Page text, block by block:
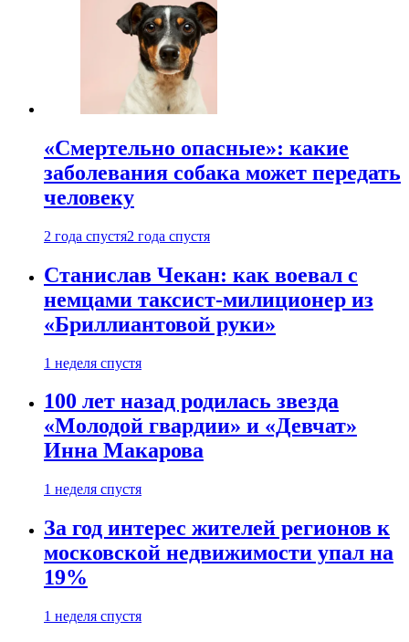
«Смертельно опасные»: какие
заболевания собака может передать
человеку
2 года спустя2 года спустя
Станислав Чекан: как воевал с
немцами таксист-милиционер из
«Бриллиантовой руки»
1 неделя спустя
100 лет назад родилась звезда
«Молодой гвардии» и «Девчат»
Инна Макарова
1 неделя спустя
За год интерес жителей регионов к
московской недвижимости упал на
19%
1 неделя спустя